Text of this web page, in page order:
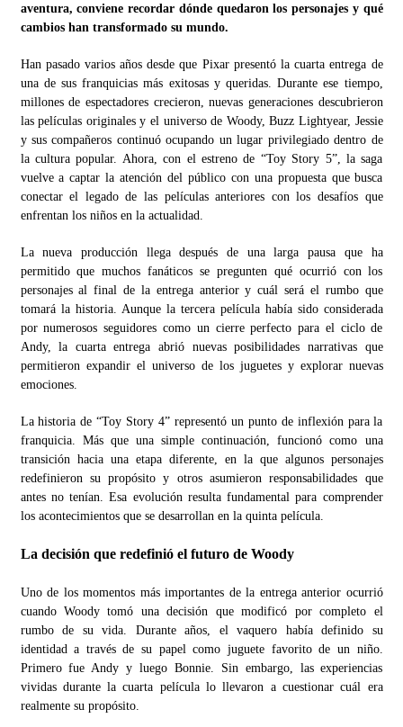
aventura, conviene recordar dónde quedaron los personajes y qué
cambios han transformado su mundo.
Han pasado varios años desde que Pixar presentó la cuarta entrega de
una de sus franquicias más exitosas y queridas. Durante ese tiempo,
millones de espectadores crecieron, nuevas generaciones descubrieron
las películas originales y el universo de Woody, Buzz Lightyear, Jessie
y sus compañeros continuó ocupando un lugar privilegiado dentro de
la cultura popular. Ahora, con el estreno de “Toy Story 5”, la saga
vuelve a captar la atención del público con una propuesta que busca
conectar el legado de las películas anteriores con los desafíos que
enfrentan los niños en la actualidad.
La nueva producción llega después de una larga pausa que ha
permitido que muchos fanáticos se pregunten qué ocurrió con los
personajes al final de la entrega anterior y cuál será el rumbo que
tomará la historia. Aunque la tercera película había sido considerada
por numerosos seguidores como un cierre perfecto para el ciclo de
Andy, la cuarta entrega abrió nuevas posibilidades narrativas que
permitieron expandir el universo de los juguetes y explorar nuevas
emociones.
La historia de “Toy Story 4” representó un punto de inflexión para la
franquicia. Más que una simple continuación, funcionó como una
transición hacia una etapa diferente, en la que algunos personajes
redefinieron su propósito y otros asumieron responsabilidades que
antes no tenían. Esa evolución resulta fundamental para comprender
los acontecimientos que se desarrollan en la quinta película.
La decisión que redefinió el futuro de Woody
Uno de los momentos más importantes de la entrega anterior ocurrió
cuando Woody tomó una decisión que modificó por completo el
rumbo de su vida. Durante años, el vaquero había definido su
identidad a través de su papel como juguete favorito de un niño.
Primero fue Andy y luego Bonnie. Sin embargo, las experiencias
vividas durante la cuarta película lo llevaron a cuestionar cuál era
realmente su propósito.